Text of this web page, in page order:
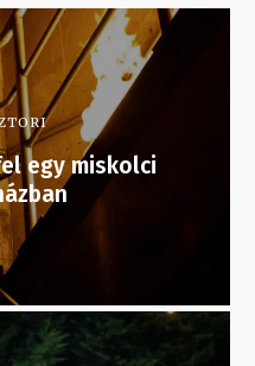
egy miskolci